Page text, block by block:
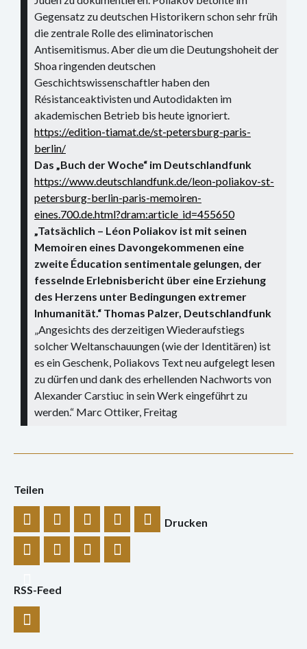
Hörspiel
Konzert
Performance
Vernissage
Vortrag
Sprechsaal
Gegensatz zu deutschen Historikern schon sehr früh
die zentrale Rolle des eliminatorischen
Antisemitismus. Aber die um die Deutungshoheit der
Shoa ringenden deutschen
Geschichtswissenschaftler haben den
Résistanceaktivisten und Autodidakten im
akademischen Betrieb bis heute ignoriert.
https://edition-tiamat.de/st-petersburg-paris-
berlin/
Das „Buch der Woche“ im Deutschlandfunk
https://www.deutschlandfunk.de/leon-poliakov-st-
petersburg-berlin-paris-memoiren-
eines.700.de.html?dram:article_id=455650
„Tatsächlich – Léon Poliakov ist mit seinen
Memoiren eines Davongekommenen eine
zweite Éducation sentimentale gelungen, der
fesselnde Erlebnisbericht über eine Erziehung
des Herzens unter Bedingungen extremer
Inhumanität.“ Thomas Palzer, Deutschlandfunk
„Angesichts des derzeitigen Wiederaufstiegs
solcher Weltanschauungen (wie der Identitären) ist
es ein Geschenk, Poliakovs Text neu aufgelegt lesen
zu dürfen und dank des erhellenden Nachworts von
Alexander Carstiuc in sein Werk eingeführt zu
werden.“ Marc Ottiker, Freitag
Teilen
Drucken
RSS-Feed